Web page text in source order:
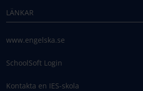
LÄNKAR
www.engelska.se
SchoolSoft Login
Kontakta en IES-skola